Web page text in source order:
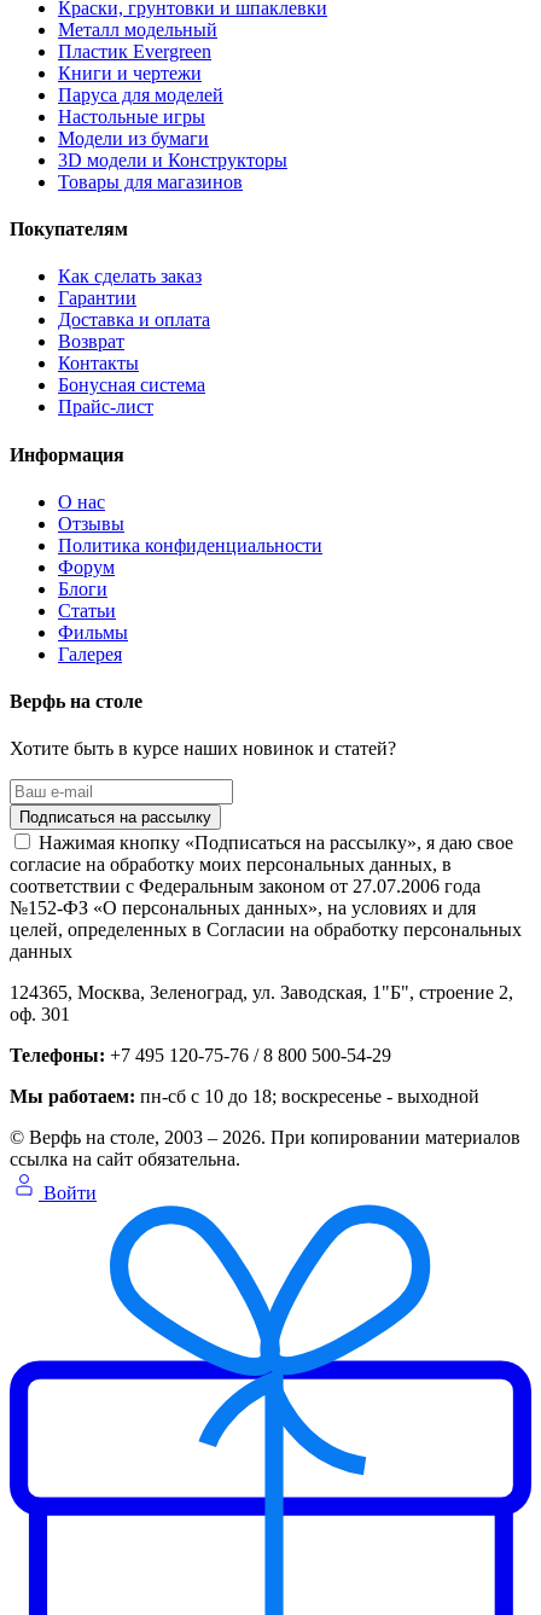
Краски, грунтовки и шпаклевки
Металл модельный
Пластик Evergreen
Книги и чертежи
Паруса для моделей
Настольные игры
Модели из бумаги
3D модели и Конструкторы
Товары для магазинов
Покупателям
Как сделать заказ
Гарантии
Доставка и оплата
Возврат
Контакты
Бонусная система
Прайс-лист
Информация
О нас
Отзывы
Политика конфиденциальности
Форум
Блоги
Статьи
Фильмы
Галерея
Верфь на столе
Хотите быть в курсе наших новинок и статей?
Нажимая кнопку «Подписаться на рассылку», я даю свое
согласие на обработку моих персональных данных, в
соответствии с Федеральным законом от 27.07.2006 года
№152-ФЗ «О персональных данных», на условиях и для
целей, определенных в Согласии на обработку персональных
данных
124365, Москва, Зеленоград, ул. Заводская, 1"Б", строение 2,
оф. 301
Телефоны: +7 495 120-75-76 / 8 800 500-54-29
Мы работаем: пн-сб с 10 до 18; воскресенье - выходной
© Верфь на столе, 2003 – 2026. При копировании материалов
ссылка на сайт обязательна.
Войти